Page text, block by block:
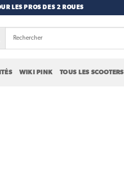
LES PROS DES 2 ROUES
WIKI PINK TOUS LES SCOOTERS